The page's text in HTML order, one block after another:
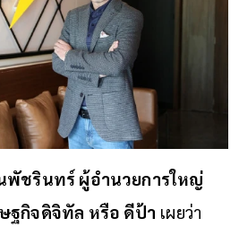
ชรินทร์ ผู้อำนวยการใหญ่
ฐกิจดิจิทัล หรือ ดีป้า เผยว่า